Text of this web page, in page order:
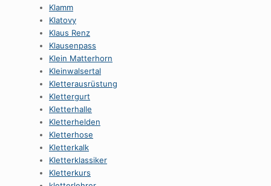
Klamm
Klatovy
Klaus Renz
Klausenpass
Klein Matterhorn
Kleinwalsertal
Kletterausrüstung
Klettergurt
Kletterhalle
Kletterhelden
Kletterhose
Kletterkalk
Kletterklassiker
Kletterkurs